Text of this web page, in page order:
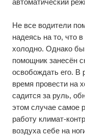
автоматический
Не все водители
надеясь на то, что
холодно. Однако
помощник занесён
освобождать его. В
время провести на
садится за руль,
этом случае самое
работу климат-
воздуха себе на